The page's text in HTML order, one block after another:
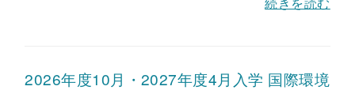
2026年度10月・2027年度4月入学 国際環境